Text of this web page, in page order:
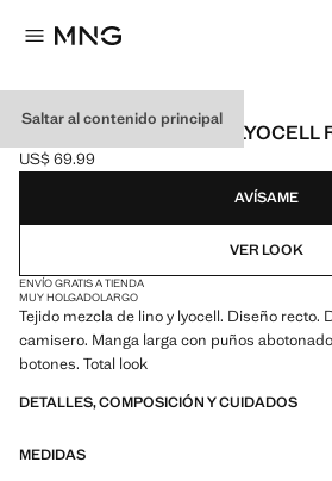
Saltar al contenido principal
CAMISA MEZCLA LINO LYOCELL
Precio actual [US$ 69.99 ]
US$ 69.99
Selecciona un color
AVÍSAME
VER LOOK
ENVÍO GRATIS A TIENDA
MUY HOLGADOLARGO
Tejido mezcla de lino y lyocell. Diseño recto.
camisero. Manga larga con puños
botones. Total look
DETALLES, COMPOSICIÓN Y CUIDADOS
MEDIDAS